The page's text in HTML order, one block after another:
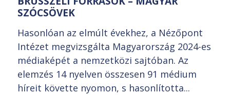
SZÓCSÖVEK
Hasonlóan az elmúlt évekhez, a Nézőpont
Intézet megvizsgálta Magyarország 2024-es
médiaképét a nemzetközi sajtóban. Az
elemzés 14 nyelven összesen 91 médium
híreit követte nyomon, s hasonlította...